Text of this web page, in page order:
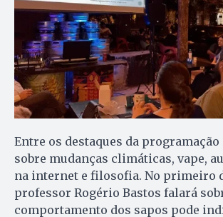
Entre os destaques da programação
sobre mudanças climáticas, vape,
na internet e filosofia. No primeiro
professor Rogério Bastos falará
comportamento dos sapos pode